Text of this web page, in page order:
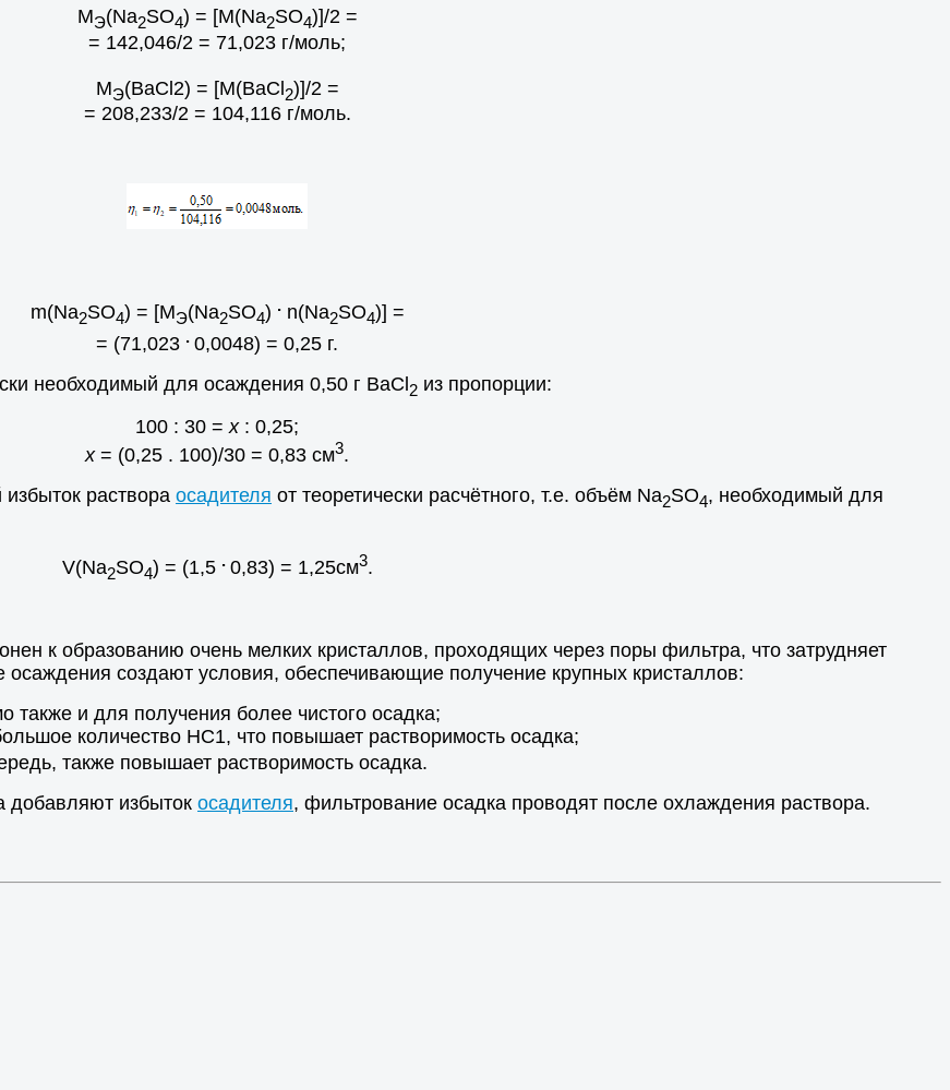
MЭ(Na2SO4) = [M(Na2SO4)]/2 =
= 142,046/2 = 71,023 г/моль;
МЭ(ВаCl2) = [М(ВаCl2)]/2 =
= 208,233/2 = 104,116 г/моль.
m(Na2SO4) = [MЭ(Na2SO4) .n(Na2SO4)] =
= (71,023 . 0,0048) = 0,25 г.
необходимый для осаждения 0,50 г BaCl2 из пропорции:
100 : 30 =х: 0,25;
х= (0,25 . 100)/30 = 0,83 см3.
раствора осадителя от теоретически расчётного, т.е. объём Na2SO4, необходимый для
V(Na2SO4) = (1,5 . 0,83) = 1,25см3.
к образованию очень мелких кристаллов, проходящих через поры фильтра, что затрудняет
создают условия, обеспечивающие получение крупных кристаллов:
также и для получения более чистого осадка;
количество НС1, что повышает растворимость осадка;
также повышает растворимость осадка.
добавляют избыток осадителя, фильтрование осадка проводят после охлаждения раствора.